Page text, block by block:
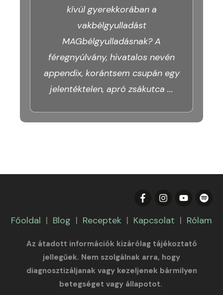
kívül gyerekkorában a
vakbélgyulladást
MAGbélgyulladásnak? A
féregnyúlvány, hivatalos nevén
appendix, korántsem csupán egy
jelentéktelen, apró zsákutca ...
Főoldal | Blog | Receptek | Kapcsolat | Rólam
Az átadott információk kizárólag tájékoztató
jellegűek. Nem szolgálnak arra, hogy
diagnosztizáljanak vagy kezeljenek bármilyen
betegséget vagy állapotot.